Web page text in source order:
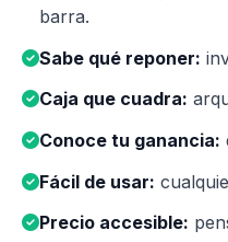
barra.
Sabe qué reponer:
Caja que cuadra:
Conoce tu ganancia:
Fácil de usar:
Precio accesible: